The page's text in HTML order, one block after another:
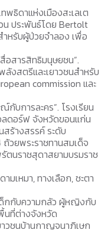
พธิดาแห่งเมืองสะเลเต
น ประพันธ์โดย Bertolt
หรับผู้ป่วยจำลอง เพื่อ
อสารสิทธิมนุษยชน”.
ลังสตรีและเยาวชนสำหรับ
commission และ
กับการละคร”. โรงเรียน
ดอร์ฟ จังหวัดขอนแก่น
สร้างสรรค์ ระดับ
วยพระราชทานสมเด็จ
ตนราชสุดาสยามบรมราช
มเหมา, ทางเลือก, ชะตา
ด็กกับความกลัว ผู้หญิงกับ
นที่ต่างจังหวัด
าวชนบ้านกาญจนาภิเษก